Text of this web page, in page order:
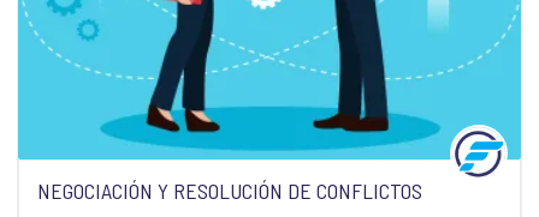
NEGOCIACIÓN Y RESOLUCIÓN DE CONFLICTOS